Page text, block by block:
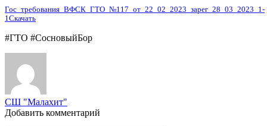
Гос_требования_ВФСК_ГТО_№117_от_22_02_2023_зарег_28_03_2023_1-
1Скачать
#ГТО #СосновыйБор
СШ "Малахит"
Добавить комментарий